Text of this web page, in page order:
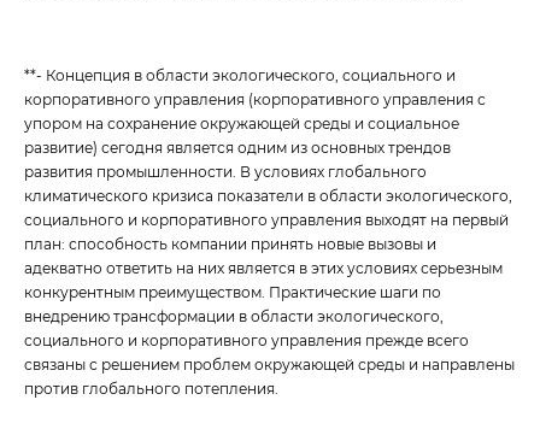
**- Концепция в области экологического, социального и
корпоративного управления (корпоративного управления с
упором на сохранение окружающей среды и социальное
развитие) сегодня является одним из основных трендов
развития промышленности. В условиях глобального
климатического кризиса показатели в области экологического,
социального и корпоративного управления выходят на первый
план: способность компании принять новые вызовы и
адекватно ответить на них является в этих условиях серьезным
конкурентным преимуществом. Практические шаги по
внедрению трансформации в области экологического,
социального и корпоративного управления прежде всего
связаны с решением проблем окружающей среды и направлены
против глобального потепления.